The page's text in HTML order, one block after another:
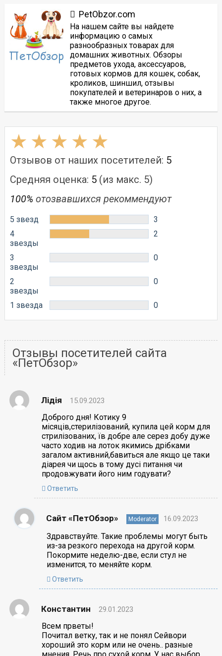
PetObzor.com
На нашем сайте вы найдете
информацию о самых
разнообразных товарах для
домашних животных. Обзоры
предметов ухода, аксессуаров,
готовых кормов для кошек, собак,
кроликов, шиншил, отзывы
покупателей и ветеринаров о них, а
также многое другое.
Отзывов от наших посетителей: 5
Средняя оценка: 5(из макс. 5)
100% отозвавшихся рекоммендуют
5 звезд
3
4
звезды
2
3
звезды
0
2
звезды
0
1 звезда 0
Отзывы посетителей сайта
«ПетОбзор»
Лідія 15.09.2023
Доброго дня! Котику 9
місяців,стерилізований, купила цей корм для
стрилізованих, їв добре але серез добу дуже
часто ходив на лоток якимись дрібками
загалом активний,бавиться але якщо це таки
діарея чи щось в тому дусі питання чи
продовжувати його ним годувати?
Ответить
Сайт «ПетОбзор» Moderator 16.09.2023
Здравствуйте. Такие проблемы могут быть
из-за резкого перехода на другой корм.
Покормите неделю-две, если стул не
изменится, то меняйте корм.
Ответить
Константин 29.01.2023
Всем прветы!
Почитал ветку, так и не понял Сейвори
хороший это корм или не очень.. разные